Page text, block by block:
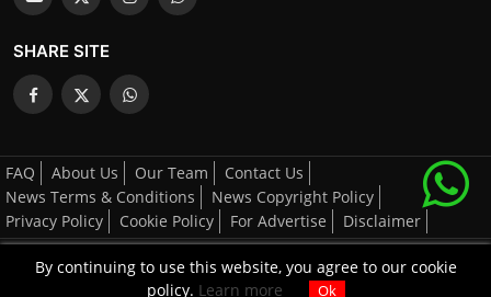
SHARE SITE
FAQ About Us Our Team
Contact Us
News Terms & Conditions
News Copyright Policy
Privacy Policy
Cookie Policy For Advertise Disclaimer
All Right's Reserved By AGCNN © 2025-2026
By continuing to use this website, you agree to our cookie
policy. Learn more Ok